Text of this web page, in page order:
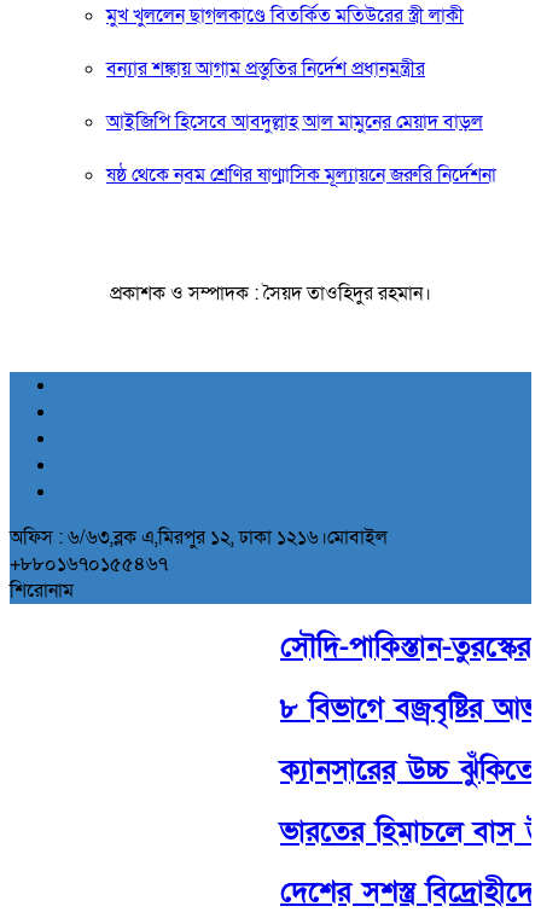
মুখ খুললেন ছাগলকাণ্ডে বিতর্কিত মতিউরের স্ত্রী লাকী
বন্যার শঙ্কায় আগাম প্রস্তুতির নির্দেশ প্রধানমন্ত্রীর
আইজিপি হিসেবে আবদুল্লাহ আল মামুনের মেয়াদ বাড়ল
ষষ্ঠ থেকে নবম শ্রেণির ষাণ্মাসিক মূল্যায়নে জরুরি নির্দেশনা
প্রকাশক ও সম্পাদক : সৈয়দ তাওহিদুর রহমান।
অফিস : ৬/৬৩,ব্লক এ,মিরপুর ১২, ঢাকা ১২১৬।মোবাইল
+৮৮০১৬৭০১৫৫৪৬৭
শিরোনাম
সৌদি-পাকিস্তান-তুরস্কের
৮ বিভাগে বজ্রবৃষ্টির
ক্যানসারের উচ্চ ঝুঁকিতে
ভারতের হিমাচলে
দেশের সশস্ত্র